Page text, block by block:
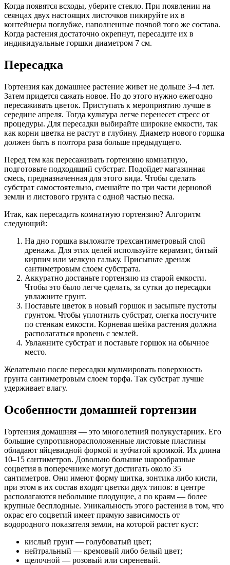
Когда появятся всходы, уберите стекло. При появлении на
сеянцах двух настоящих листочков пикируйте их в
контейнеры поглубже, наполненные почвой того же состава.
Когда растения достаточно окрепнут, пересадите их в
индивидуальные горшки диаметром 7 см.
Пересадка
Гортензия как домашнее растение живет не дольше 3–4 лет.
Затем придется сажать новое. Но до этого нужно ежегодно
пересаживать цветок. Приступать к мероприятию лучше в
середине апреля. Тогда культура легче перенесет стресс от
процедуры. Для пересадки выбирайте широкие емкости, так
как корни цветка не растут в глубину. Диаметр нового горшка
должен быть в полтора раза больше предыдущего.
Перед тем как пересаживать гортензию комнатную,
подготовьте подходящий субстрат. Подойдет магазинная
смесь, предназначенная для этого вида. Чтобы сделать
субстрат самостоятельно, смешайте по три части дерновой
земли и листового грунта с одной частью песка.
Итак, как пересадить комнатную гортензию? Алгоритм
следующий:
На дно горшка выложите трехсантиметровый слой
дренажа. Для этих целей используйте керамзит, битый
кирпич или мелкую гальку. Присыпьте дренаж
сантиметровым слоем субстрата.
Аккуратно достаньте гортензию из старой емкости.
Чтобы это было легче сделать, за сутки до пересадки
увлажните грунт.
Поставьте цветок в новый горшок и засыпьте пустоты
грунтом. Чтобы уплотнить субстрат, слегка постучите
по стенкам емкости. Корневая шейка растения должна
располагаться вровень с землей.
Увлажните субстрат и поставьте горшок на обычное
место.
Желательно после пересадки мульчировать поверхность
грунта сантиметровым слоем торфа. Так субстрат лучше
удерживает влагу.
Особенности домашней гортензии
Гортензия домашняя ― это многолетний полукустарник. Его
большие супротивнорасположенные листовые пластины
обладают яйцевидной формой и зубчатой кромкой. Их длина
10–15 сантиметров. Довольно большие шарообразные
соцветия в поперечнике могут достигать около 35
сантиметров. Они имеют форму щитка, зонтика либо кисти,
при этом в их состав входят цветки двух типов: в центре
располагаются небольшие плодущие, а по краям ― более
крупные бесплодные. Уникальность этого растения в том, что
окрас его соцветий имеет прямую зависимость от
водородного показателя земли, на которой растет куст:
кислый грунт ― голубоватый цвет;
нейтральный ― кремовый либо белый цвет;
щелочной ― розовый или сиреневый.